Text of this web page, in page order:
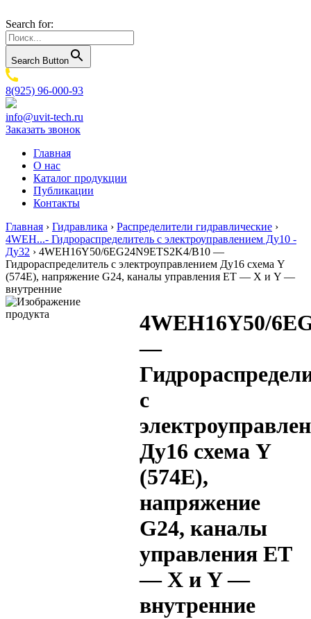
Search for:
Search Button
8(925) 96-000-93
info@uvit-tech.ru
Заказать звонок
Главная
О нас
Каталог продукции
Публикации
Контакты
Главная › Гидравлика › Распределители гидравлические ›
4WEH...- Гидрораспределитель с электроуправлением Ду10 -
Ду32 › 4WEH16Y50/6EG24N9ETS2K4/B10 —
Гидрораспределитель с электроуправлением Ду16 схема Y
(574Е), напряжение G24, каналы управления ET — X и Y —
внутренние
4WEH16Y50/
—
с
Ду16 схема Y
(574Е),
напряжение
G24, каналы
управления ET
— X и Y —
внутренние